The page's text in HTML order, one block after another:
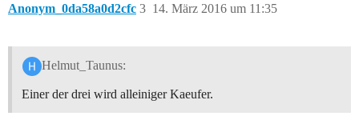
Anonym_0da58a0d2cfc 14. März 2016 um 11:35
3
Helmut_Taunus:
Einer der drei wird alleiniger Kaeufer.